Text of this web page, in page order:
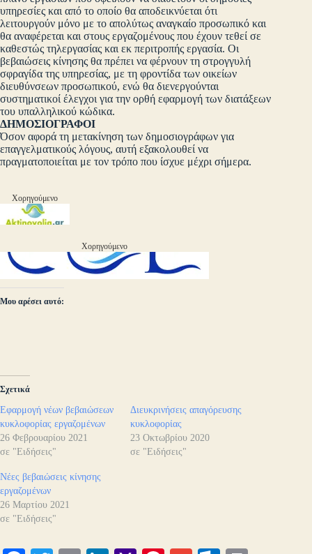
υπηρεσίες και από το οποίο θα αποδεικνύεται ότι
λειτουργούν μόνο με το απολύτως αναγκαίο προσωπικό και
θα αναφέρεται και στους εργαζομένους που έχουν τεθεί σε
καθεστώς τηλεργασίας και εκ περιτροπής εργασία. Οι
βεβαιώσεις κίνησης θα πρέπει να φέρνουν τη στρογγυλή
σφραγίδα της υπηρεσίας, με τη φροντίδα των οικείων
διευθύνσεων προσωπικού, ενώ θα διενεργούνται
συστηματικοί έλεγχοι για την ορθή εφαρμογή των διατάξεων
του υπαλληλικού κώδικα.
ΔΗΜΟΣΙΟΓΡΑΦΟΙ
Όσον αφορά τη μετακίνηση των δημοσιογράφων για
επαγγελματικούς λόγους, αυτή εξακολουθεί να
πραγματοποιείται με τον τρόπο που ίσχυε μέχρι σήμερα.
Χορηγούμενο
Χορηγούμενο
Μου αρέσει αυτό:
Σχετικά
Εφαρμογή νέων βεβαιώσεων
κυκλοφορίας εργαζομένων
26 Φεβρουαρίου 2021
σε "Ειδήσεις"
Διευκρινήσεις απαγόρευσης
κυκλοφορίας
23 Οκτωβρίου 2020
σε "Ειδήσεις"
Νέες βεβαιώσεις κίνησης
εργαζομένων
26 Μαρτίου 2021
σε "Ειδήσεις"